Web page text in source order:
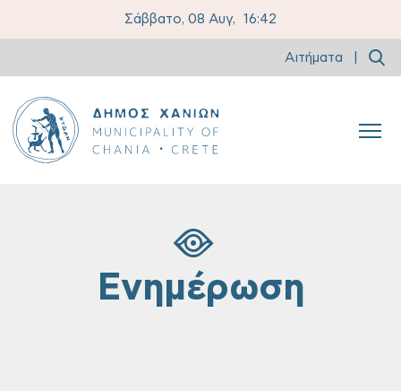
Σάββατο, 08 Αυγ, 16:42
Αιτήματα
Ενημέρωση